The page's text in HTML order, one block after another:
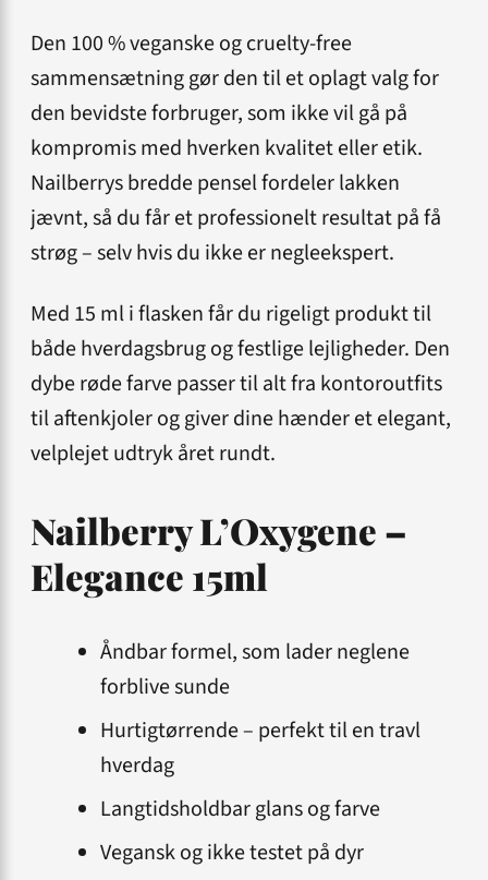
Den 100 % veganske og cruelty-free
sammensætning gør den til et oplagt valg for
den bevidste forbruger, som ikke vil gå på
kompromis med hverken kvalitet eller etik.
Nailberrys bredde pensel fordeler lakken
jævnt, så du får et professionelt resultat på få
strøg – selv hvis du ikke er negleekspert.
Med 15 ml i flasken får du rigeligt produkt til
både hverdagsbrug og festlige lejligheder. Den
dybe røde farve passer til alt fra kontoroutfits
til aftenkjoler og giver dine hænder et elegant,
velplejet udtryk året rundt.
Nailberry L’Oxygene –
Elegance 15ml
Åndbar formel, som lader neglene
forblive sunde
Hurtigtørrende – perfekt til en travl
hverdag
Langtidsholdbar glans og farve
Vegansk og ikke testet på dyr